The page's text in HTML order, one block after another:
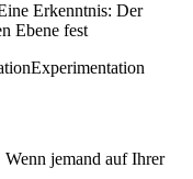
Erkenntnis: Der
Ebene fest
Experimentation
jemand auf Ihrer